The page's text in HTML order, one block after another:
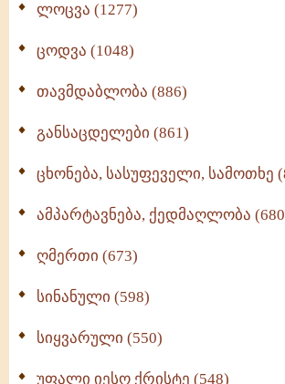
ლოცვა (1277)
ცოდვა (1048)
თავმდაბლობა (886)
განსაცდელები (861)
ცხონება, სასუფეველი, სამოთხე
ამპარტავნება, ქედმაღლობა
ღმერთი (673)
სინანული (598)
სიყვარული (550)
უფალი იესო ქრისტე (548)